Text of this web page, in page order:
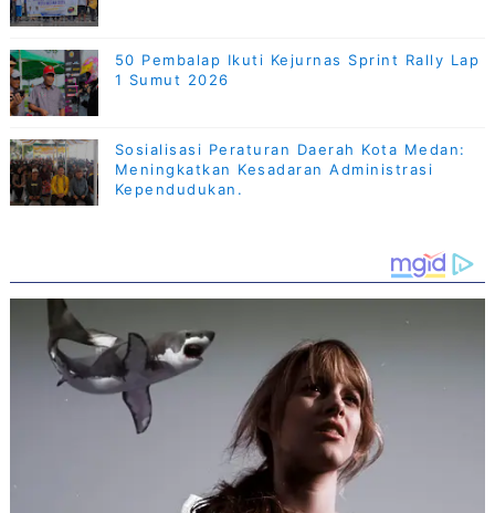
50 Pembalap Ikuti Kejurnas Sprint Rally Lap
1 Sumut 2026
Sosialisasi Peraturan Daerah Kota Medan:
Meningkatkan Kesadaran Administrasi
Kependudukan.